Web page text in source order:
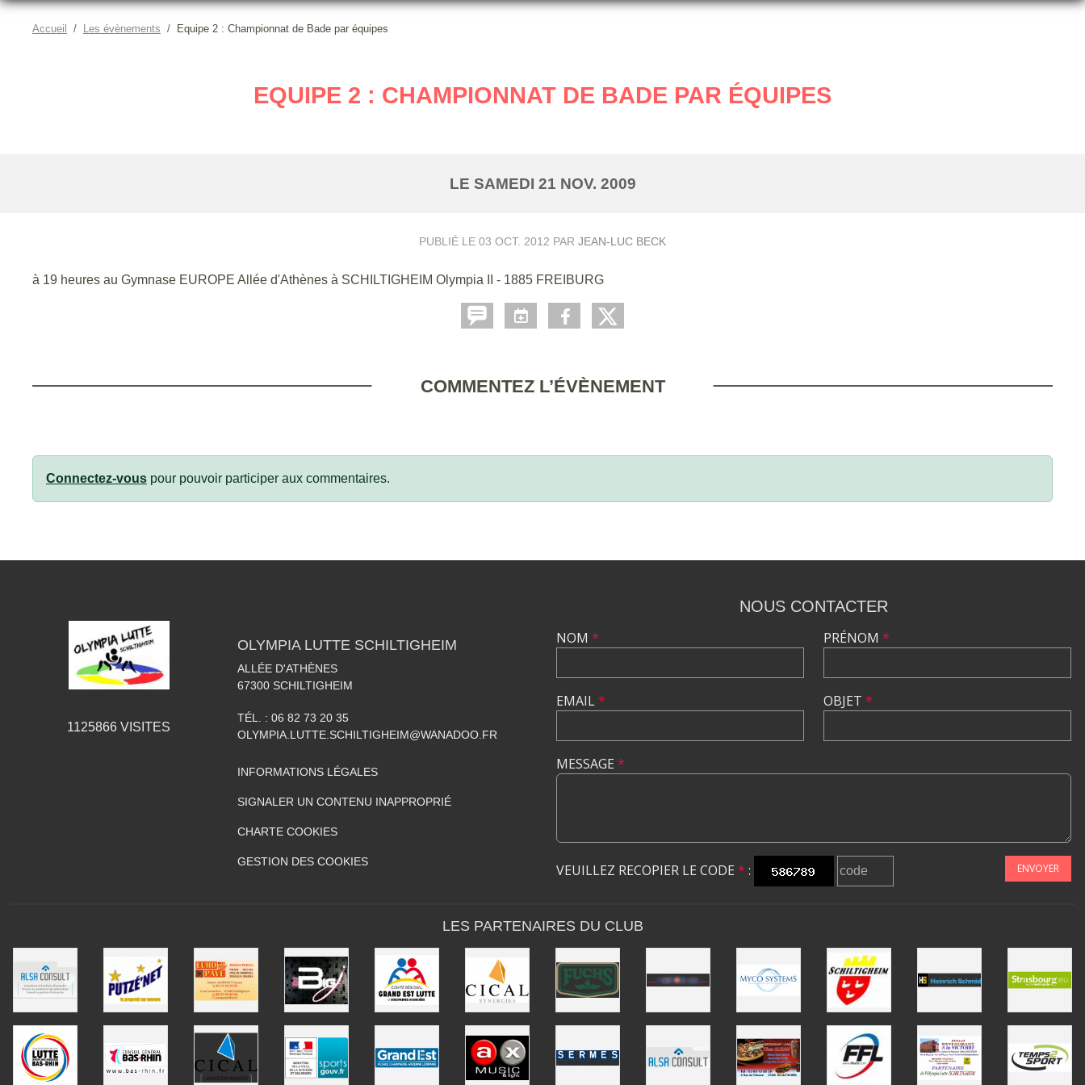
Accueil Les évènements Equipe 2 : Championnat de Bade par équipes
EQUIPE 2 : CHAMPIONNAT DE BADE PAR ÉQUIPES
LE SAMEDI 21 NOV. 2009
PUBLIÉ LE 03 OCT. 2012 PAR JEAN-LUC BECK
à 19 heures au Gymnase EUROPE Allée d'Athènes à SCHILTIGHEIM Olympia II - 1885 FREIBURG
COMMENTEZ L’ÉVÈNEMENT
Connectez-vous pour pouvoir participer aux commentaires.
1125866 VISITES
OLYMPIA LUTTE SCHILTIGHEIM
ALLÉE D'ATHÈNES
67300 SCHILTIGHEIM
TÉL. : 06 82 73 20 35
OLYMPIA.LUTTE.SCHILTIGHEIM@WANADOO.FR
INFORMATIONS LÉGALES
SIGNALER UN CONTENU INAPPROPRIÉ
CHARTE COOKIES
GESTION DES COOKIES
NOUS CONTACTER
NOM *
EMAIL*
PRÉNOM *
OBJET *
MESSAGE *
VEUILLEZ RECOPIER LE CODE * : ENVOYER
LES PARTENAIRES DU CLUB